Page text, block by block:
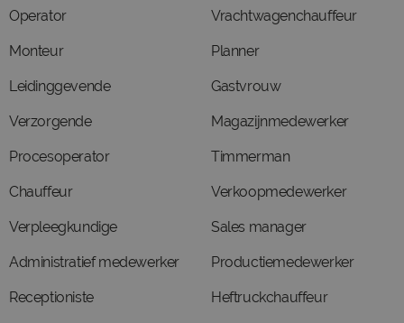
Operator
Monteur
Leidinggevende
Verzorgende
Procesoperator
Chauffeur
Verpleegkundige
Administratief medewerker
Receptioniste
Vrachtwagenchauffeur
Planner
Gastvrouw
Magazijnmedewerker
Timmerman
Verkoopmedewerker
Sales manager
Productiemedewerker
Heftruckchauffeur